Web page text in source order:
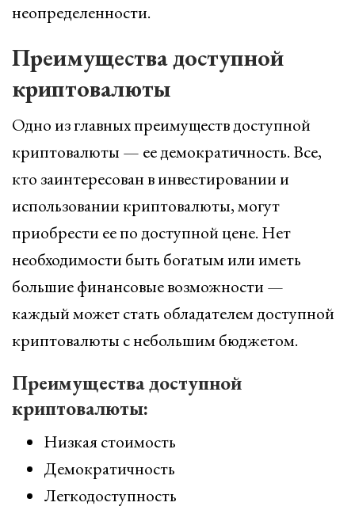
неопределенности.
Преимущества доступной
криптовалюты
Одно из главных преимуществ доступной
криптовалюты — ее демократичность. Все,
кто заинтересован в инвестировании и
использовании криптовалюты, могут
приобрести ее по доступной цене. Нет
необходимости быть богатым или иметь
большие финансовые возможности —
каждый может стать обладателем доступной
криптовалюты с небольшим бюджетом.
Преимущества доступной
криптовалюты:
Низкая стоимость
Демократичность
Легкодоступность